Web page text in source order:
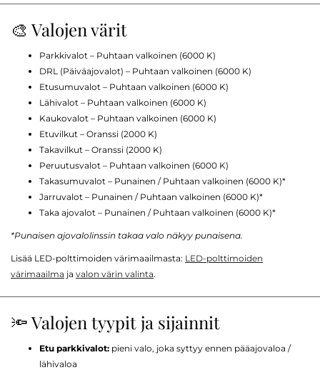
🎨 Valojen värit
Parkkivalot – Puhtaan valkoinen (6000 K)
DRL (Päiväajovalot) – Puhtaan valkoinen (6000 K)
Etusumuvalot – Puhtaan valkoinen (6000 K)
Lähivalot – Puhtaan valkoinen (6000 K)
Kaukovalot – Puhtaan valkoinen (6000 K)
Etuvilkut – Oranssi (2000 K)
Takavilkut – Oranssi (2000 K)
Peruutusvalot – Puhtaan valkoinen (6000 K)
Takasumuvalot – Punainen / Puhtaan valkoinen (6000 K)*
Jarruvalot – Punainen / Puhtaan valkoinen (6000 K)*
Taka ajovalot – Punainen / Puhtaan valkoinen (6000 K)*
*Punaisen ajovalolinssin takaa valo näkyy punaisena.
Lisää LED-polttimoiden värimaailmasta: LED-polttimoiden
värimaailma ja valon värin valinta.
🔦 Valojen tyypit ja sijainnit
Etu parkkivalot: pieni valo, joka syttyy ennen pääajovaloa /
lähivaloa